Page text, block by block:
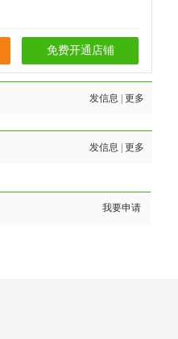
免费开通店铺
发信息 更多
发信息 更多
我要申请